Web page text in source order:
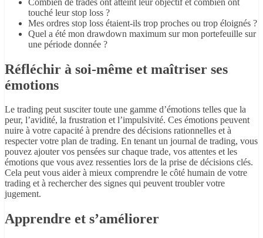
touché leur stop loss ?
Mes ordres stop loss étaient-ils trop proches ou trop éloignés ?
Quel a été mon drawdown maximum sur mon portefeuille sur
une période donnée ?
Réfléchir à soi-même et maîtriser ses
émotions
Le trading peut susciter toute une gamme d’émotions telles que la
peur, l’avidité, la frustration et l’impulsivité. Ces émotions peuvent
nuire à votre capacité à prendre des décisions rationnelles et à
respecter votre plan de trading. En tenant un journal de trading, vous
pouvez ajouter vos pensées sur chaque trade, vos attentes et les
émotions que vous avez ressenties lors de la prise de décisions clés.
Cela peut vous aider à mieux comprendre le côté humain de votre
trading et à rechercher des signes qui peuvent troubler votre
jugement.
Apprendre et s’améliorer